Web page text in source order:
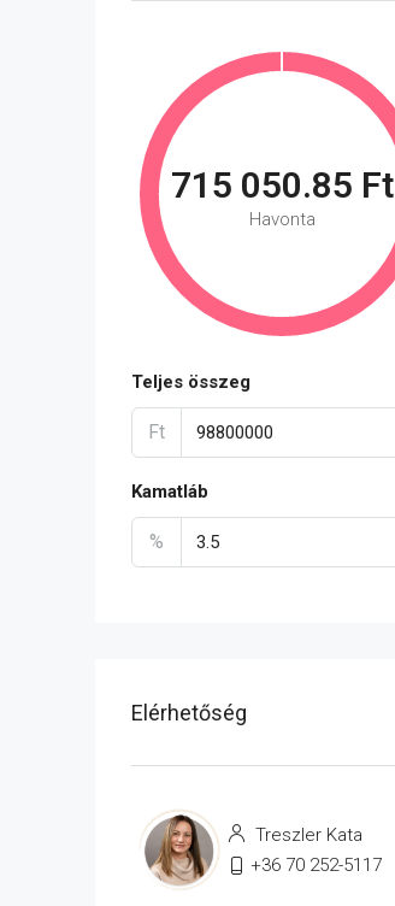
715 050.85 Ft
Havonta
Teljes összeg
Ft
Kamatláb
%
Elérhetőség
Treszler Kata
+36 70 252-5117